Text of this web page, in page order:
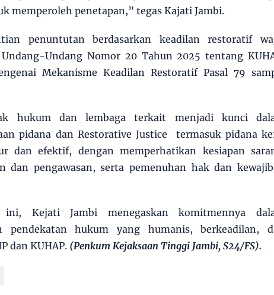
memperoleh penetapan,” tegas Kajati Jambi.
penuntutan berdasarkan keadilan restoratif
Undang Nomor 20 Tahun 2025 tentang
Mekanisme Keadilan Restoratif Pasal 79
hukum dan lembaga terkait menjadi kunci
pidana dan Restorative Justice termasuk pidana
dan efektif, dengan memperhatikan kesiapan
dan pengawasan, serta pemenuhan hak dan
ini, Kejati Jambi menegaskan komitmennya
pendekatan hukum yang humanis, berkeadilan,
dan KUHAP.(Penkum Kejaksaan Tinggi Jambi, S24/FS).